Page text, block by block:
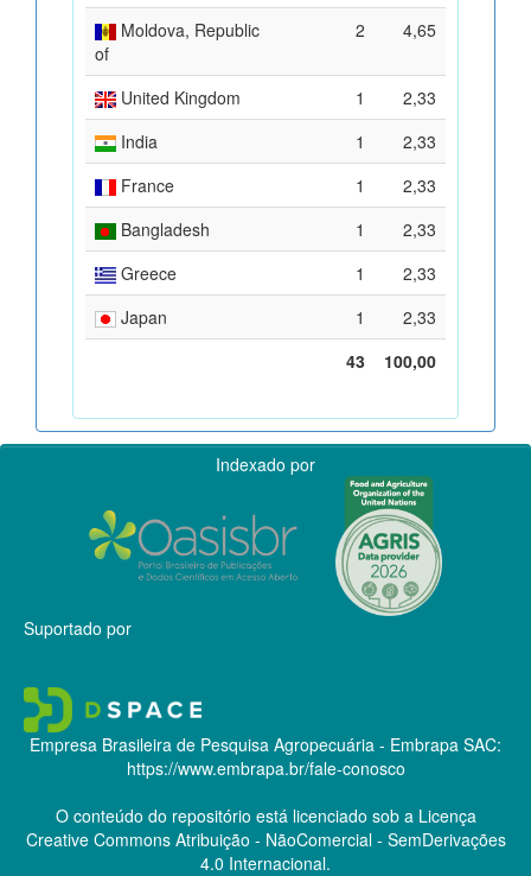
Moldova, Republic
of
2 4,65
United Kingdom 1
2,33
India
1
2,33
France
1
2,33
Bangladesh
1
2,33
Greece
1
2,33
Japan
1
2,33
43
100,00
Indexado por
Suportado por
Empresa Brasileira de Pesquisa Agropecuária - Embrapa SAC:
https://www.embrapa.br/fale-conosco
O conteúdo do repositório está licenciado sob a Licença
Creative CommonsAtribuição - NãoComercial - SemDerivações
4.0 Internacional.